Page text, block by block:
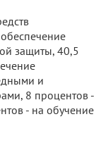
защиты, 40,5
и
8 процентов -
- на обучение